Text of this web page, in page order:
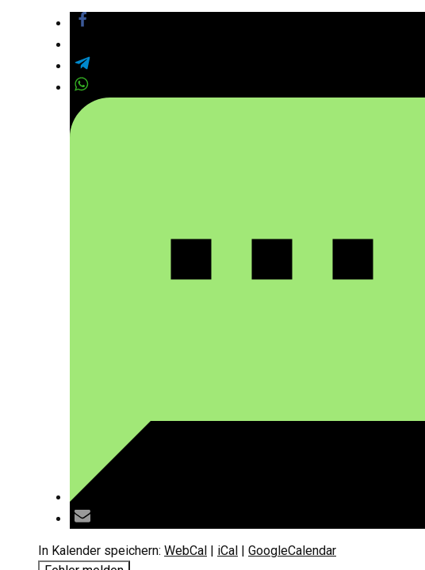
In Kalender speichern: WebCal | iCal | GoogleCalendar